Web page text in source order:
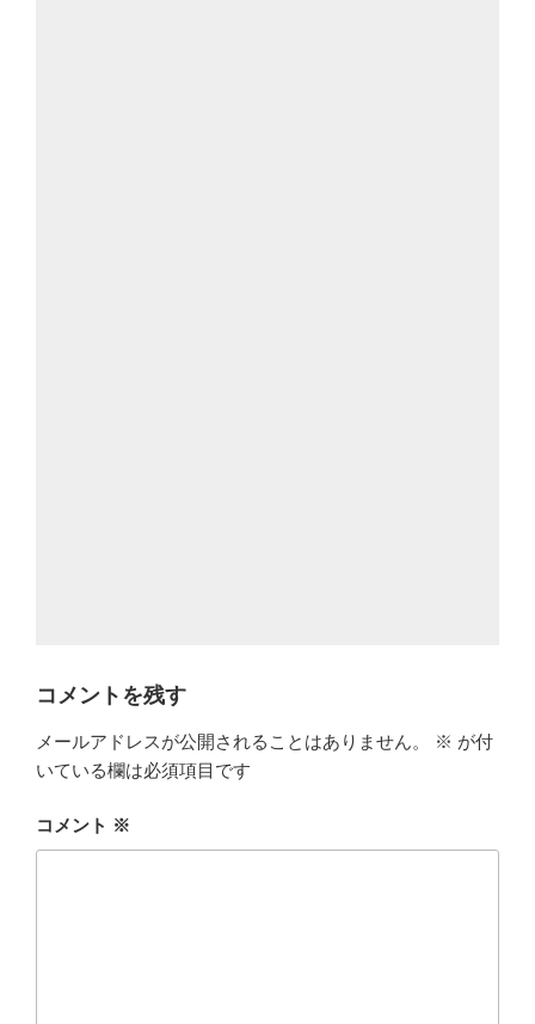
コメントを残す
メールアドレスが公開されることはありません。 ※ が付
いている欄は必須項目です
コメント ※